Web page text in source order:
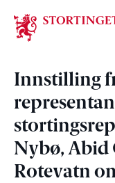
Stortinget.no
Innstilling
Nybø, Abid
Rotevatn